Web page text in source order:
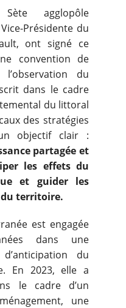
agglopôle
Vice-Présidente du
ont signé ce
convention de
du
dans le cadre
du littoral
des stratégies
objectif clair :
partagée et
les effets du
et guider les
du territoire.
est engagée
dans une
du
En 2023, elle a
le cadre d’un
une